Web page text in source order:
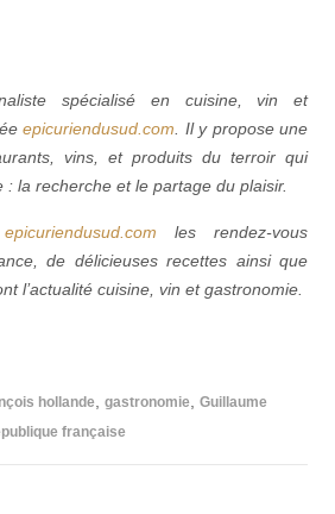
spécialisé en cuisine, vin et
epicuriendusud.com . Il y propose une
vins, et produits du terroir qui
la recherche et le partage du plaisir.
epicuriendusud.com les rendez-vous
de délicieuses recettes ainsi que
l’actualité cuisine, vin et gastronomie.
hollande gastronomie
Guillaume
française